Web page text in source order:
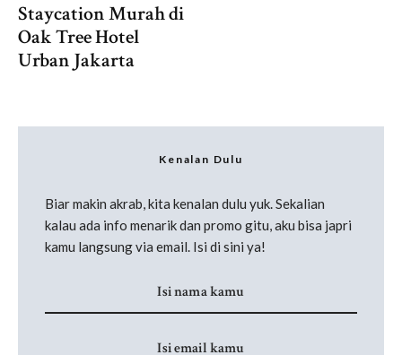
Staycation Murah di
Oak Tree Hotel
Urban Jakarta
Kenalan Dulu
Biar makin akrab, kita kenalan dulu yuk. Sekalian
kalau ada info menarik dan promo gitu, aku bisa japri
kamu langsung via email. Isi di sini ya!